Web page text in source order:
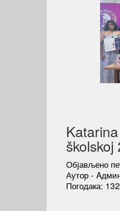
Објављено
Аутор -
Погодака: